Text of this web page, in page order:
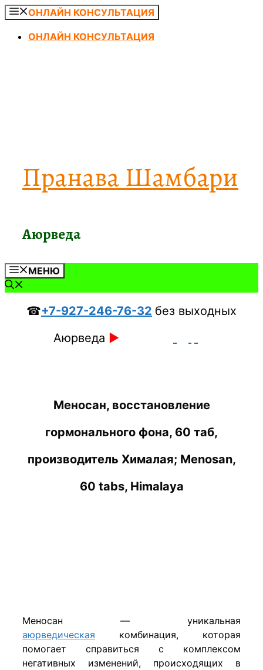
Перейти
содержимому
ОНЛАЙН КОНСУЛЬТАЦИЯ
ОНЛАЙН КОНСУЛЬТАЦИЯ
Пранава Шамбари
Аюрведа
МЕНЮ
☎+7-927-246-76-32 без выходных
Аюрведа ►
Меносан, восстановление
гормонального фона, 60 таб,
производитель Хималая; Menosan,
60 tabs, Himalaya
Меносан — уникальная
аюрведическая комбинация, которая
помогает справиться с комплексом
негативных изменений, происходящих в